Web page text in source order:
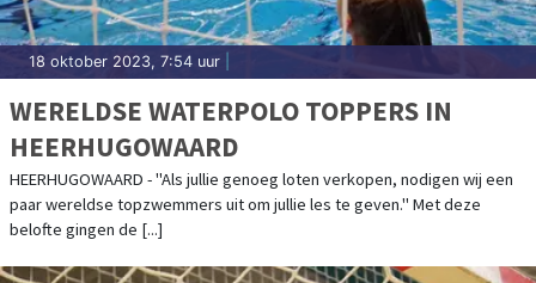
18 oktober 2023, 7:54 uur
WERELDSE WATERPOLO TOPPERS IN
HEERHUGOWAARD
HEERHUGOWAARD - "Als jullie genoeg loten verkopen, nodigen wij een
paar wereldse topzwemmers uit om jullie les te geven." Met deze
belofte gingen de [...]